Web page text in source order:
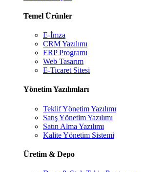
Temel Ürünler
E-İmza
CRM Yazılımı
ERP Programı
Web Tasarım
E-Ticaret Sitesi
Yönetim Yazılımları
Teklif Yönetim Yazılımı
Satış Yönetim Yazılımı
Satın Alma Yazılımı
Kalite Yönetim Sistemi
Üretim & Depo